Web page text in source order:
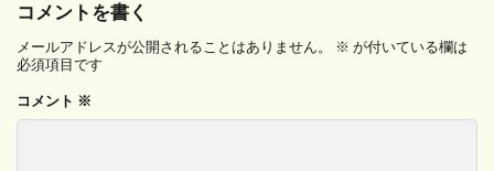
コメントを書く
メールアドレスが公開されることはありません。 ※ が付いている欄は
必須項目です
コメント ※